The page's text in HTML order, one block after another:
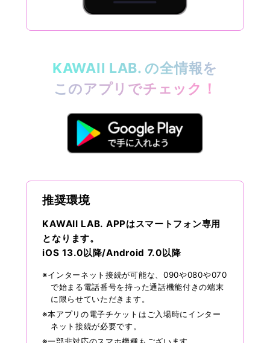
KAWAII LAB. の全情報を
このアプリでチェック！
推奨環境
KAWAII LAB. APPはスマートフォン専用
となります。
iOS 13.0以降/Android 7.0以降
※インターネット接続が可能な、090や080や070
で始まる電話番号を持った通話機能付きの端末
に限らせていただきます。
※本アプリの電子チケットはご入場時にインター
ネット接続が必要です。